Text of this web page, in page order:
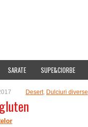
SARATE SUPE&CIORBE
Desert, Dulciuri diverse